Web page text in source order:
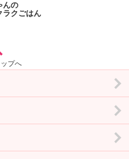
んの
ラクごはん
プへ